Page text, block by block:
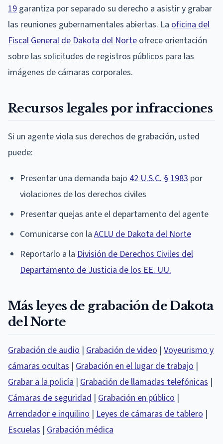
19 garantiza por separado su derecho a asistir y grabar
las reuniones gubernamentales abiertas. La oficina del
Fiscal General de Dakota del Norte ofrece orientación
sobre las solicitudes de registros públicos para las
imágenes de cámaras corporales.
Recursos legales por infracciones
Si un agente viola sus derechos de grabación, usted
puede:
Presentar una demanda bajo 42 U.S.C. § 1983 por
violaciones de los derechos civiles
Presentar quejas ante el departamento del agente
Comunicarse con la ACLU de Dakota del Norte
Reportarlo a la División de Derechos Civiles del
Departamento de Justicia de los EE. UU.
Más leyes de grabación de Dakota
del Norte
Grabación de audio | Grabación de video | Voyeurismo y
cámaras ocultas | Grabación en el lugar de trabajo |
Grabar a la policía | Grabación de llamadas telefónicas |
Cámaras de seguridad | Grabación en público |
Arrendador e inquilino | Leyes de cámaras de tablero |
Escuelas | Grabación médica